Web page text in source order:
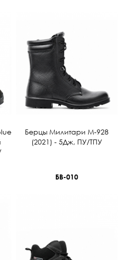
Берцы Милитари М-928
(2021) - 5Дж, ПУ/ТПУ
БВ-010